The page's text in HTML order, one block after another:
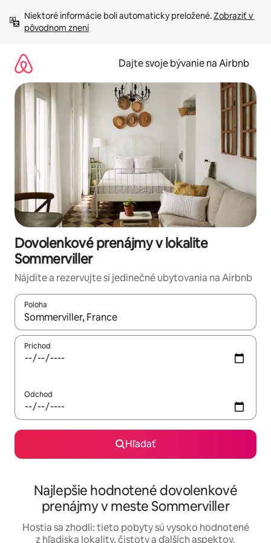
obsah.
Niektoré informácie boli automaticky preložené. Zobraziť v
pôvodnom znení
Dajte svoje bývanie na Airbnb
Dovolenkové prenájmy v lokalite
Sommerviller
Nájdite a rezervujte si jedinečné ubytovania na Airbnb
Poloha
Keď budú výsledky k dispozícii, môžete si ich prechádzať
Príchod
Odchod
Hľadať
Najlepšie hodnotené dovolenkové
prenájmy v meste Sommerviller
Hostia sa zhodli: tieto pobyty sú vysoko hodnotené
z hľadiska lokality, čistoty a ďalších aspektov.